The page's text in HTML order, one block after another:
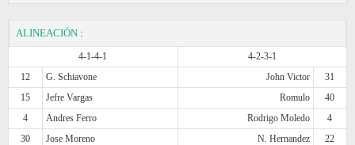
ALINEACIÓN :
4-1-4-1
4-2-3-1
12
G. Schiavone John Victor
31
15
Jefre Vargas Romulo
40
4
Andres Ferro Rodrigo Moledo
4
30
Jose Moreno N. Hernandez
22